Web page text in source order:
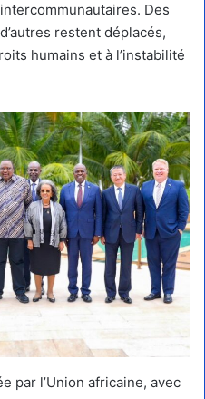
Des
restent déplacés,
humains et à l’instabilité
par l’Union africaine, avec